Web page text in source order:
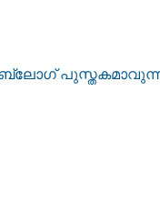
ബ്ലോഗ്‌